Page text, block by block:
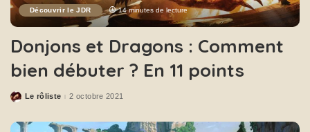
Découvrir le JDR 14 minutes de lecture
Donjons et Dragons : Comment
bien débuter ? En 11 points
Le rôliste 2 octobre 2021